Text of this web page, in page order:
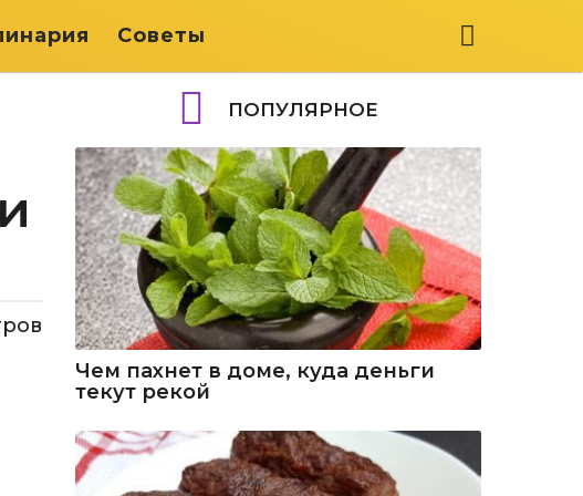
Советы
ПОПУЛЯРНОЕ
Чем пахнет в доме, куда деньги
текут рекой